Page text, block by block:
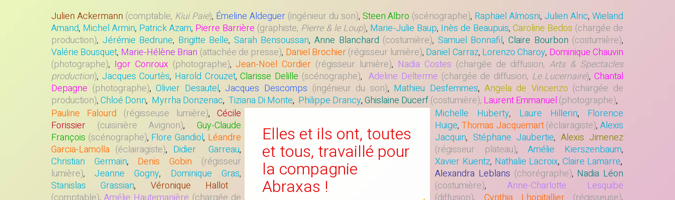
Julien Ackermann (comptable, Kiui Paie), Émeline Aldeguer (ingénieur du son), Steen Albro (scénographe), Raphael Almosni, Julien Alric, Wieland
Amand, Michel Armin, Patrick Azam, Pierre Barrière (graphiste, Pierre & le Loup), Marie-Julie Baup, Inès de Beaupuis, Caroline Bedos (chargée de
production), Jérémie Bedrune, Brigitte Belle, Sarah Bensoussan,Anne Blanchard (costumière), Samuel Bonnafil, Claire Bourbon (costumière),
Valérie Bousquet, Marie-Hélène Brian (attachée de presse), Daniel Brochier(régisseur lumière), Daniel Carraz, Lorenzo Charoy, Dominique Chauvin
(photographe), Igor Conroux (photographe), Jean-Noël Cordier (régisseur lumière), Nadia Costes (chargée de diffusion,Arts & Spectacles
production), Jacques Courtès, Harold Crouzet,Clarisse Delille (scénographe),Adeline Delterme (chargée de diffusion, Le Lucernaire), Chantal
Depagne (photographe), Olivier Desautel, Jacques Descomps (ingénieur du son), Mathieu Desfemmes, Angela de Vincenzo (chargée de
production),Chloé Donn, Myrrha Donzenac, Tiziana Di Monte, Philippe Drancy,Ghislaine Ducerf(costumière), Laurent Emmanuel (photographe),
Pauline Falourd (régisseuse lumière), Cécile
Forissier
(cuisinière Avignon), Guy-Claude
François (scénographe), Flore Gandiol, Léandre
Garcia-Lamolla (éclairagiste), Didier Garreau,
Christian Germain, Denis Gobin (régisseur
lumière),Jeanne Gogny, Dominique Gras,
Stanislas Grassian,
Véronique Hallot
Elles et ils ont, toutes
et tous, travaillé pour
la compagnie
Abraxas !
Michelle Huberty, Laure Hillerin, Florence
Huige, Thomas Jacquemart(éclairagiste), Alexis
Jacquin, Stéphane Jaubertie, Alexis Jimenez
(régisseur plateau),Amélie Kierszenbaum,
Xavier Kuentz, Nathalie Lacroix, Claire Lamarre,
Alexandra Leblans (chorégraphe), Nadia Léon
(costumière), Anne-Charlotte Lesquibe